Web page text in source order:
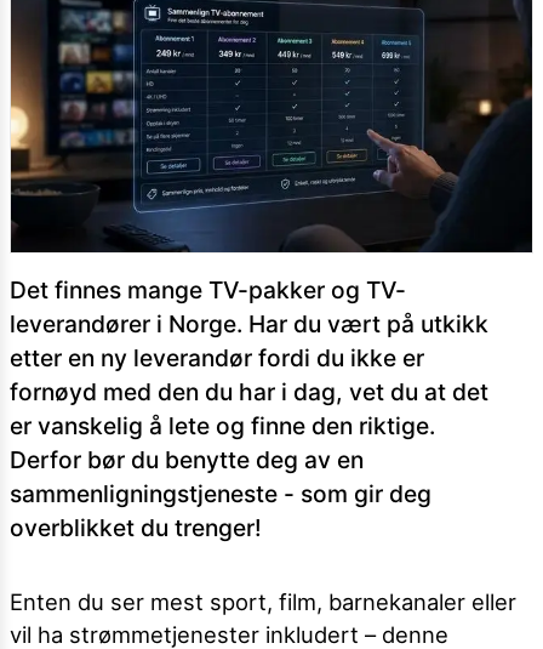
Vil du være med i tipsekonkurransen kan du oppgi
kontaktdetaljer i neste steg.
Det finnes mange TV-pakker og TV-
leverandører i Norge. Har du vært på utkikk
etter en ny leverandør fordi du ikke er
fornøyd med den du har i dag, vet du at det
er vanskelig å lete og finne den riktige.
Derfor bør du benytte deg av en
sammenligningstjeneste - som gir deg
overblikket du trenger!
Enten du ser mest sport, film, barnekanaler eller
vil ha strømmetjenester inkludert – denne